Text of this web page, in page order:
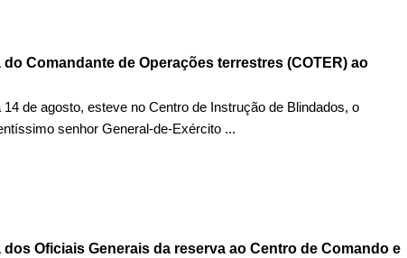
do Comandante de Operações terrestres (COTER) ao
14 de agosto, esteve no Centro de Instrução de Blindados, o
senhor General-de-Exército ...
dos Oficiais Generais da reserva ao Centro de Comando e